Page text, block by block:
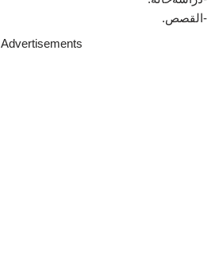
-القصص.
Advertisements